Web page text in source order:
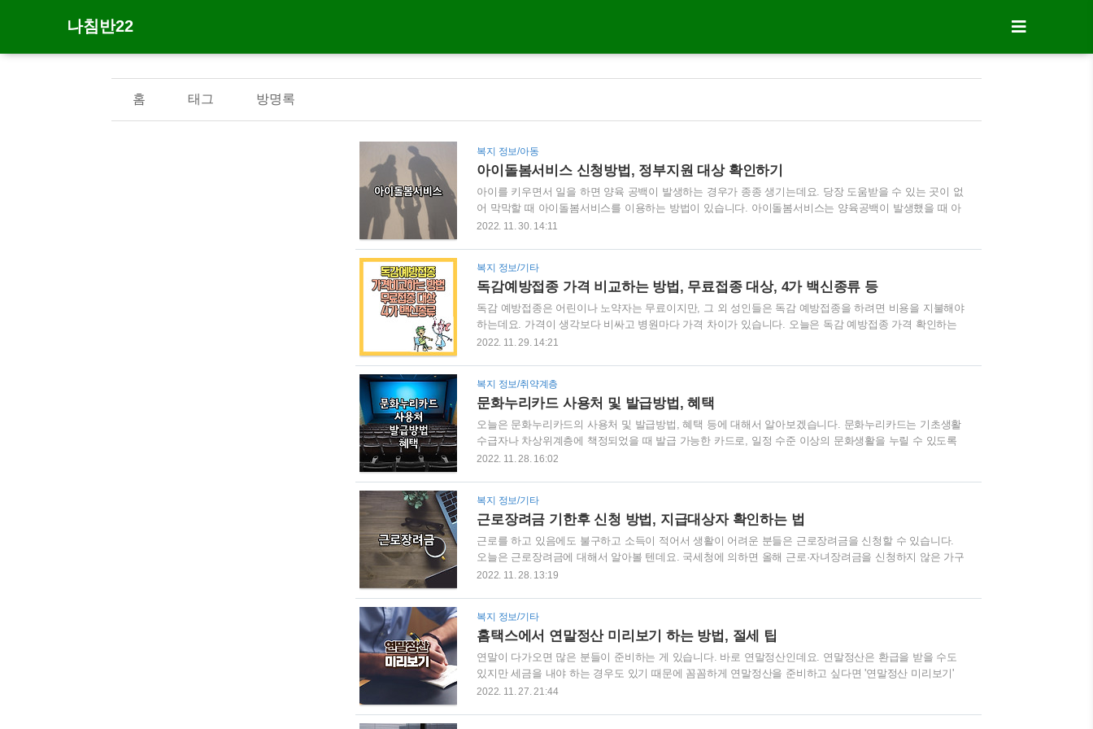
나침반22
홈 태그 방명록
복지 정보/아동
아이돌봄서비스 신청방법, 정부지원 대상 확인하기
아이를 키우면서 일을 하면 양육 공백이 발생하는 경우가 종종 생기는데요. 당장 도움받을 수 있는 곳이 없
어 막막할 때 아이돌봄서비스를 이용하는 방법이 있습니다. 아이돌봄서비스는 양육공백이 발생했을 때 아
이돌보미가 돌봄 장소에 찾아가 아이를 돌봐주는 사업입니다. 오늘은 아이돌봄서비스에 대해서 알아볼 텐
벌이, 한부모, 장애부모, 다자녀가정 등의 사유로 양육공백이 발생한 경우 아이돌보미가 일정 시간 동안 아
동을 돌봐주는 사업입니다. *정부 지원 없이 본인이 서비스 비용을 부담할 경우, 양육공백 여부와 ..
2022. 11. 30. 14:11
복지 정보/기타
독감예방접종 가격 비교하는 방법, 무료접종 대상, 4가 백신종류 등
독감 예방접종은 어린이나 노약자는 무료이지만, 그 외 성인들은 독감 예방접종을 하려면 비용을 지불해야
하는데요. 가격이 생각보다 비싸고 병원마다 가격 차이가 있습니다. 오늘은 독감 예방접종 가격 확인하는
방법 등에 대해서 알려드리겠습니다. ■ 인플루엔자란 흔히 독감이라 불리는 인플루엔자에 대해서 먼저 알
질환(기침, 인후통 등), 두통, 근육통, 피로감, 식욕부진 등이며 소아의 경우 구토 및 설사 등의 소화기관 증
상이 동반될 수 있습니다. ■ 인플루엔자 무료접종 대상자 독감 무료접종 대상자는 어린이, ..
2022. 11. 29. 14:21
복지 정보/취약계층
문화누리카드 사용처 및 발급방법, 혜택
오늘은 문화누리카드의 사용처 및 발급방법, 혜택 등에 대해서 알아보겠습니다. 문화누리카드는 기초생활
수급자나 차상위계층에 책정되었을 때 발급 가능한 카드로, 일정 수준 이상의 문화생활을 누릴 수 있도록
지원하는 사업입니다. 2022년 문화누리카드 발급기간이 기존 11월 30일에서 12월 14일까지로 연장되었으
는 카드입니다. ■ 지원내용 전국 문화예술, 관광, 체육 관련 가맹점에서 이용할 수 있으며, 2022년 지원금
액은 1인당 연간 11만원입니다. ■ 발급대상 문화누리카드는 6세 이상의 기초생활수급자 및 차상위계..
2022. 11. 28. 16:02
복지 정보/기타
근로장려금 기한후 신청 방법, 지급대상자 확인하는 법
근로를 하고 있음에도 불구하고 소득이 적어서 생활이 어려운 분들은 근로장려금을 신청할 수 있습니다.
오늘은 근로장려금에 대해서 알아볼 텐데요. 국세청에 의하면 올해 근로·자녀장려금을 신청하지 않은 가구
가 22만 가구나 된다고 합니다. 2022년 근로·자녀장려금의 기한후 신청기간이 11월 30일까지이므로, 신청
여액 등(부부합산)에 따라 산정된 근로장려금을 지급하는 제도로 2019년부터 시행되었습니다. 2022년 근
로장려금은 2021년 소득분 대상으로 지급되며 기본적으로 2021년에 근로소득, 사업소득, 종..
2022. 11. 28. 13:19
복지 정보/기타
홈택스에서 연말정산 미리보기 하는 방법, 절세 팁
연말이 다가오면 많은 분들이 준비하는 게 있습니다. 바로 연말정산인데요. 연말정산은 환급을 받을 수도
있지만 세금을 내야 하는 경우도 있기 때문에 꼼꼼하게 연말정산을 준비하고 싶다면 '연말정산 미리보기'
서비스를 이용할 수 있습니다. 오늘은 홈택스에서 '연말정산 미리보기' 하는 방법을 알아보겠습니다. ■ 연
2022. 11. 27. 21:44